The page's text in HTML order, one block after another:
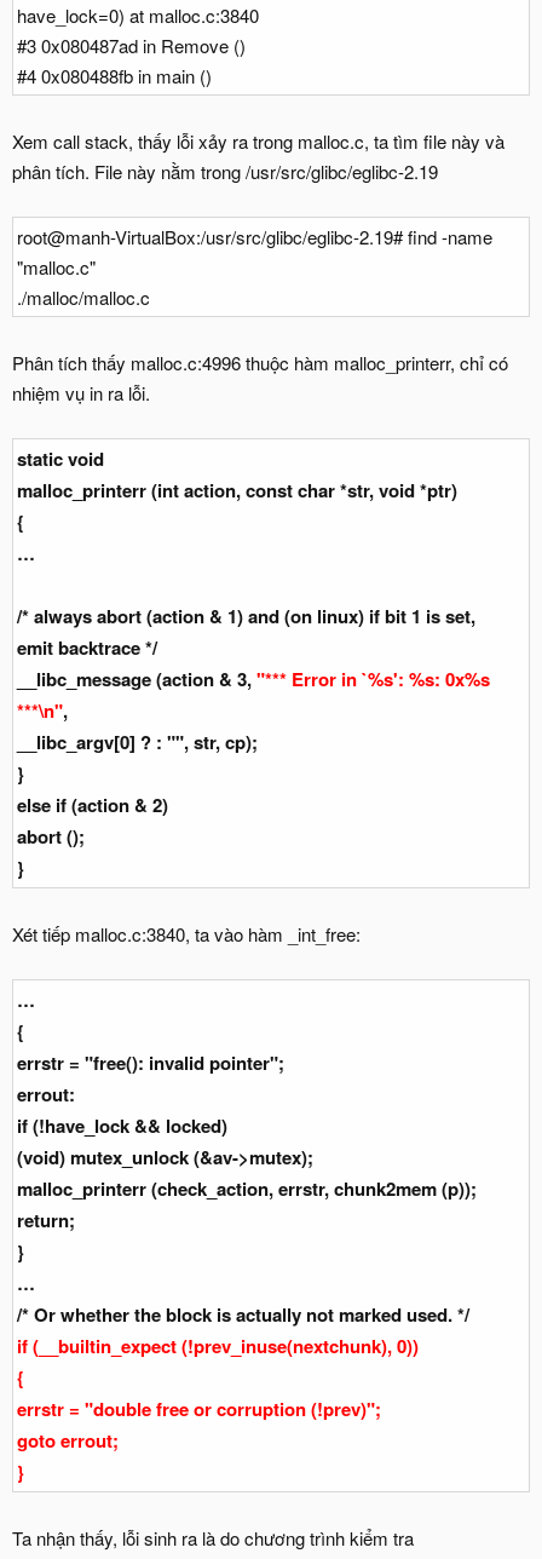
have_lock=0) at malloc.c:3840
#3 0x080487ad in Remove ()
#4 0x080488fb in main ()
Xem call stack, thấy lỗi xảy ra trong malloc.c, ta tìm file này và
phân tích. File này nằm trong /usr/src/glibc/eglibc-2.19
root@manh-VirtualBox:/usr/src/glibc/eglibc-2.19# find -name
"malloc.c"
./malloc/malloc.c
Phân tích thấy malloc.c:4996 thuộc hàm malloc_printerr, chỉ có
nhiệm vụ in ra lỗi.
static void
malloc_printerr (int action, const char *str, void *ptr)
{
…
/* always abort (action & 1) and (on linux) if bit 1 is set,
emit backtrace */
__libc_message (action & 3,"*** Error in `%s': %s: 0x%s
***\n",
__libc_argv[0] ? : "", str, cp);
}
else if (action & 2)
abort ();
}
Xét tiếp malloc.c:3840, ta vào hàm _int_free:
…
{
errstr = "free(): invalid pointer";
errout:
if (!have_lock && locked)
(void) mutex_unlock (&av->mutex);
malloc_printerr (check_action, errstr, chunk2mem (p));
return;
}
…
/* Or whether the block is actually not marked used. */
if (__builtin_expect (!prev_inuse(nextchunk), 0))
{
errstr = "double free or corruption (!prev)";
goto errout;
}
Ta nhận thấy, lỗi sinh ra là do chương trình kiểm tra